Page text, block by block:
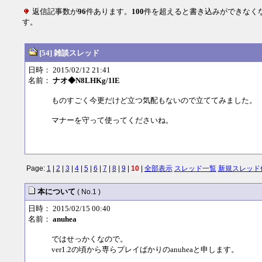
返信記事数が96件あります。 100件を超えると書き込みができなく
す。
[54] 雑談スレッド
日時： 2015/02/12 21:41
名前： ナオ◆N8LHKg/1lE
ものすごく今更だけど立つ気配もないので立ててみました。
マナーを守って使ってくださいね。
Page: 1 2 3 4| 5| 6 7 8| 9 10| 全部表示 スレッド一覧 新規スレッド
本について ( No.1 )
日時： 2015/02/15 00:40
名前： anuhea
ではせっかくなので。
ver1.2の頃から専らプレイばかりのanuheaと申します。